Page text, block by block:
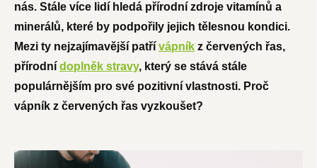
nás. Stále více lidí hledá přírodní zdroje vitamínů a
minerálů, které by podpořily jejich tělesnou kondici.
Mezi ty nejzajímavější patří vápník z červených řas,
přírodní doplněk stravy, který se stává stále
populárnějším pro své pozitivní vlastnosti. Proč
vápník z červených řas vyzkoušet?